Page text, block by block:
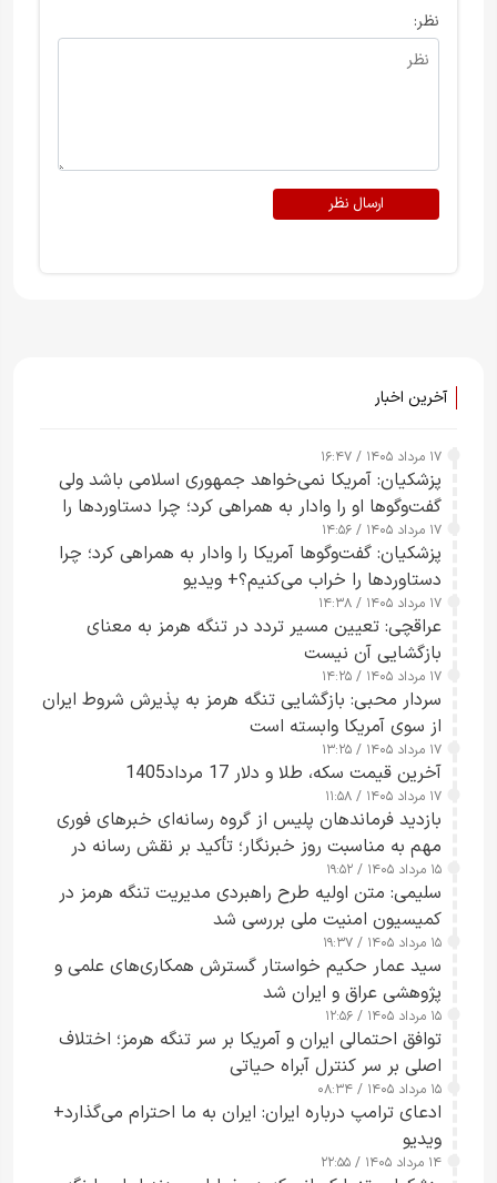
نظر:
ارسال نظر
آخرین اخبار
۱۷ مرداد ۱۴۰۵ / ۱۶:۴۷
پزشکیان: آمریکا نمی‌خواهد جمهوری اسلامی باشد ولی
گفت‌وگوها او را وادار به همراهی کرد؛ چرا دستاوردها را
خراب می‌کنیم+ ویدیو
۱۷ مرداد ۱۴۰۵ / ۱۴:۵۶
پزشکیان: گفت‌وگوها آمریکا را وادار به همراهی کرد؛ چرا
دستاوردها را خراب می‌کنیم؟+ ویدیو
۱۷ مرداد ۱۴۰۵ / ۱۴:۳۸
عراقچی: تعیین مسیر تردد در تنگه هرمز به معنای
بازگشایی آن نیست
۱۷ مرداد ۱۴۰۵ / ۱۴:۲۵
سردار محبی: بازگشایی تنگه هرمز به پذیرش شروط ایران
از سوی آمریکا وابسته است
۱۷ مرداد ۱۴۰۵ / ۱۳:۲۵
آخرین قیمت سکه، طلا و دلار 17 مرداد1405
۱۷ مرداد ۱۴۰۵ / ۱۱:۵۸
بازدید فرماندهان پلیس از گروه رسانه‌ای خبرهای فوری
مهم به مناسبت روز خبرنگار؛ تأکید بر نقش رسانه در
تقویت امنیت و اعتماد عمومی
۱۵ مرداد ۱۴۰۵ / ۱۹:۵۲
سلیمی: متن اولیه طرح راهبردی مدیریت تنگه هرمز در
کمیسیون امنیت ملی بررسی شد
۱۵ مرداد ۱۴۰۵ / ۱۹:۳۷
سید عمار حکیم خواستار گسترش همکاری‌های علمی و
پژوهشی عراق و ایران شد
۱۵ مرداد ۱۴۰۵ / ۱۲:۵۶
توافق احتمالی ایران و آمریکا بر سر تنگه هرمز؛ اختلاف
اصلی بر سر کنترل آبراه حیاتی
۱۵ مرداد ۱۴۰۵ / ۰۸:۳۴
ادعای ترامپ درباره ایران: ایران به ما احترام می‌گذارد+
ویدیو
۱۴ مرداد ۱۴۰۵ / ۲۲:۵۵